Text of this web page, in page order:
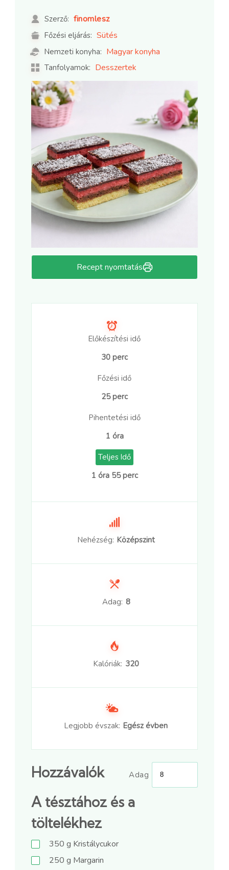
Szerző: finomlesz
Főzési eljárás: Sütés
Nemzeti konyha: Magyar konyha
Tanfolyamok: Desszertek
Recept nyomtatás
Előkészítési idő
30 perc
Főzési idő
25 perc
Pihentetési idő
1 óra
Teljes Idő
1 óra 55 perc
Nehézség: Középszint
Adag: 8
Kalóriák: 320
Legjobb évszak: Egész évben
Hozzávalók Adag
A tésztához és a
töltelékhez
350 g Kristálycukor
250 g Margarin